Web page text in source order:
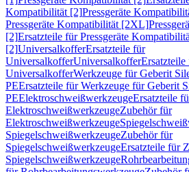
Kompatibilität [2]Pressgeräte
Pressgeräte Kompatibilität [2XL]
[2]Ersatzteile für Pressgeräte
[2]UniversalkofferErsatzteile für
UniversalkofferUniversalkofferErsatzteile
UniversalkofferWerkzeuge für Geberit
PEErsatzteile für Werkzeuge für Geberit
PEElektroschweißwerkzeugeErsatzteile
ElektroschweißwerkzeugeZubehör für
Elektroschweißwerkzeuge
SpiegelschweißwerkzeugeZubehör für
SpiegelschweißwerkzeugeErsatzteile für
Spiegelschweißwerkzeuge